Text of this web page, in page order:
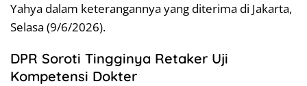
Yahya dalam keterangannya yang diterima di Jakarta,
Selasa (9/6/2026).
DPR Soroti Tingginya Retaker Uji
Kompetensi Dokter